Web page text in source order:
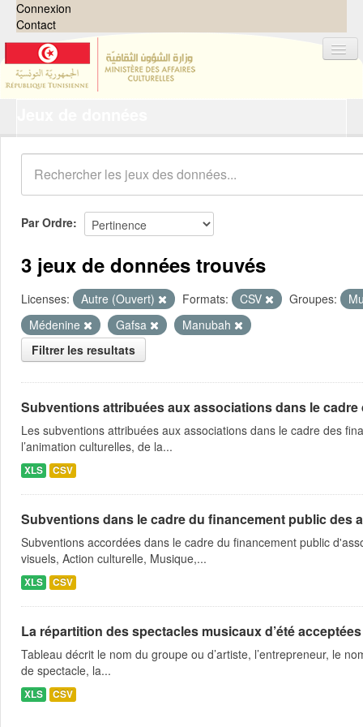
Connexion
Contact
Organisations
Groupes
Demandes 0
À propos
Par Ordre
3 jeux de données trouvés
Licenses: Autre (Ouvert) Formats: CSV Groupes:
Médenine
Gafsa
Manubah
Filtrer les resultats
Subventions attribuées aux associations dans le
Les subventions attribuées aux associations dans le cadre des
l’animation culturelles, de la...
XLS CSV
Subventions dans le cadre du financement public des
Subventions accordées dans le cadre du financement public
visuels, Action culturelle, Musique,...
XLS CSV
La répartition des spectacles musicaux d’été
Tableau décrit le nom du groupe ou d’artiste, l’entrepreneur, le
de spectacle, la...
XLS CSV